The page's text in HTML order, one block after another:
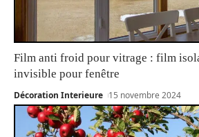
Film anti froid pour vitrage : film
invisible pour fenêtre
Décoration Interieure 15 novembre 2024